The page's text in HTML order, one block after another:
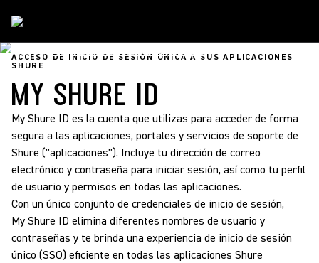
Soporte / Preguntas Frecuentes Sobre MyShure ID
ACCESO DE INICIO DE SESIÓN ÚNICA A SUS APLICACIONES
SHURE
MY SHURE ID
My Shure ID es la cuenta que utilizas para acceder de forma
segura a las aplicaciones, portales y servicios de soporte de
Shure ("aplicaciones"). Incluye tu dirección de correo
electrónico y contraseña para iniciar sesión, así como tu perfil
de usuario y permisos en todas las aplicaciones.
Con un único conjunto de credenciales de inicio de sesión,
My Shure ID elimina diferentes nombres de usuario y
contraseñas y te brinda una experiencia de inicio de sesión
único (SSO) eficiente en todas las aplicaciones Shure